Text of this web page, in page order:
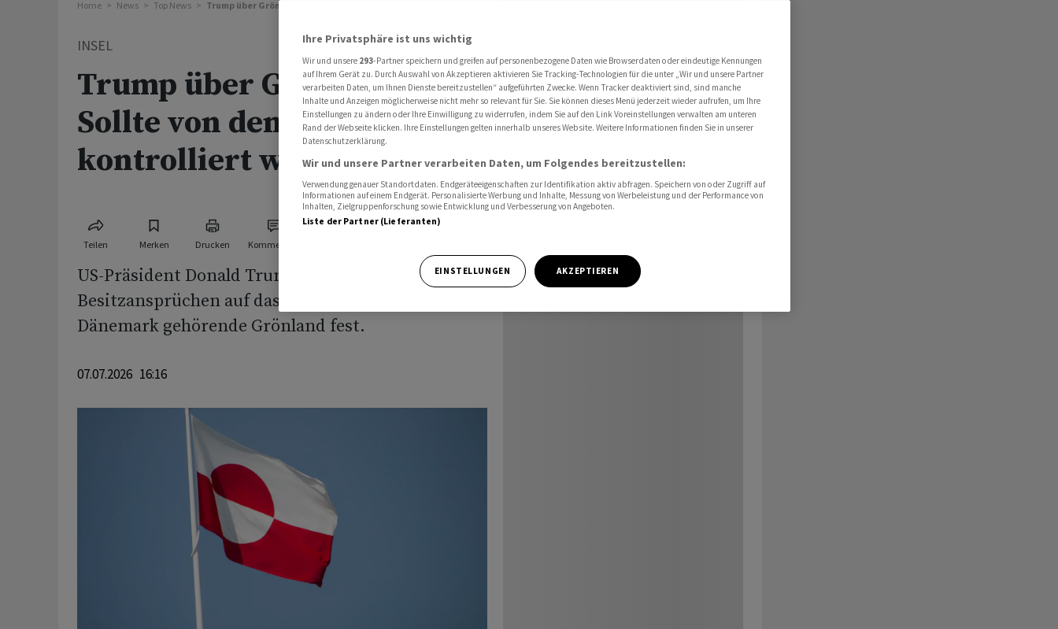
Home News Top News Trump über Grönland: Sollte von den USA kontrolliert werden
INSEL
Trump über Grönland:
Sollte von den USA
kontrolliert werden
Teilen Merken Drucken Kommentare
US-Präsident Donald Trump hält an seinen
Besitzansprüchen auf das zum Königreich
Dänemark gehörende Grönland fest.
07.07.2026 16:16
Ihre Privatsphäre ist uns wichtig
Wir und unsere 293-Partner speichern und greifen auf personenbezogene Daten wie Browserdaten oder eindeutige Kennungen
auf Ihrem Gerät zu. Durch Auswahl von Akzeptieren aktivieren Sie Tracking-Technologien für die unter „Wir und unsere Partner
verarbeiten Daten, um Ihnen Dienste bereitzustellen“ aufgeführten Zwecke. Wenn Tracker deaktiviert sind, sind manche
Inhalte und Anzeigen möglicherweise nicht mehr so relevant für Sie. Sie können dieses Menü jederzeit wieder aufrufen, um Ihre
Einstellungen zu ändern oder Ihre Einwilligung zu widerrufen, indem Sie auf den Link Voreinstellungen verwalten am unteren
Rand der Webseite klicken. Ihre Einstellungen gelten innerhalb unseres Website. Weitere Informationen finden Sie in unserer
Datenschutzerklärung.
Wir und unsere Partner verarbeiten Daten, um Folgendes bereitzustellen:
Verwendung genauer Standortdaten. Endgeräteeigenschaften zur Identifikation aktiv abfragen. Speichern von oder Zugriff auf
Informationen auf einem Endgerät. Personalisierte Werbung und Inhalte, Messung von Werbeleistung und der Performance von
Inhalten, Zielgruppenforschung sowie Entwicklung und Verbesserung von Angeboten.
Liste der Partner (Lieferanten)
EINSTELLUNGEN AKZEPTIEREN